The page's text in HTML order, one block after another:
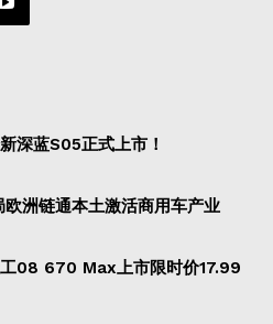
深蓝S05正式上市！
洲链通本土激活商用车产业
08 670 Max上市限时价17.99